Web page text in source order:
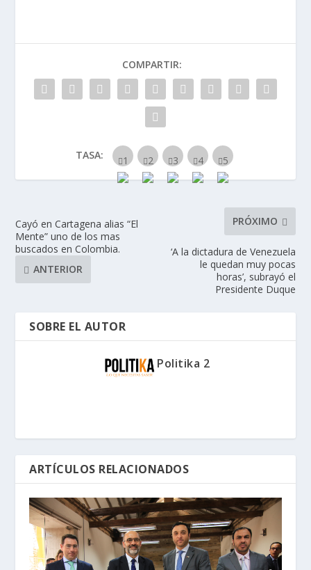
COMPARTIR:
TASA:
Cayó en Cartagena alias “El
Mente” uno de los mas
buscados en Colombia.
ANTERIOR
PRÓXIMO
‘A la dictadura de Venezuela
le quedan muy pocas
horas’, subrayó el
Presidente Duque
SOBRE EL AUTOR
Politika 2
ARTÍCULOS RELACIONADOS